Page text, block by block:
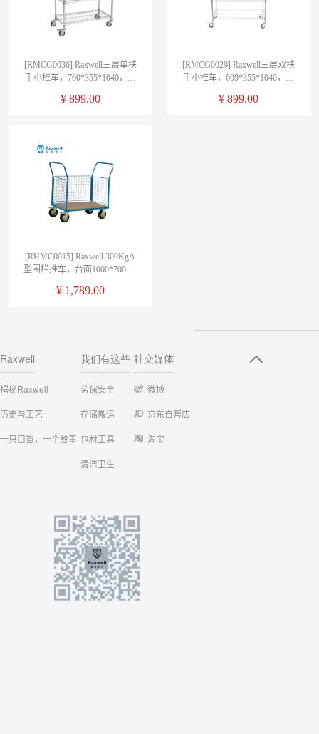
[RMCG0036] Raxwell三层单扶
手小推车，760*355*1040，承
¥ 899.00
[RMCG0029] Raxwell三层双扶
手小推车，609*355*1040，承
¥899.00
[RHMC0015] Raxwell 300KgA
型围栏推车，台面1000*700 台
带刹车)，RHMC0015
¥ 1,789.00
Raxwell
揭秘Raxwell
历史与工艺
一只口罩，一个故事
我们有这些
劳保安全
存储搬运
包材工具
清洁卫生
社交媒体
微博
京东自营店
淘宝